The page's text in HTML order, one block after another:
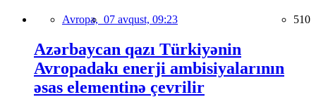
Avropa, 07 avqust, 09:23 510
Azərbaycan qazı Türkiyənin
Avropadakı enerji ambisiyalarının
əsas elementinə çevrilir